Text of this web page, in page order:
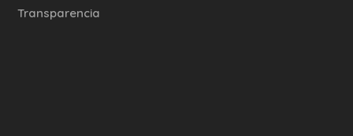
Transparencia